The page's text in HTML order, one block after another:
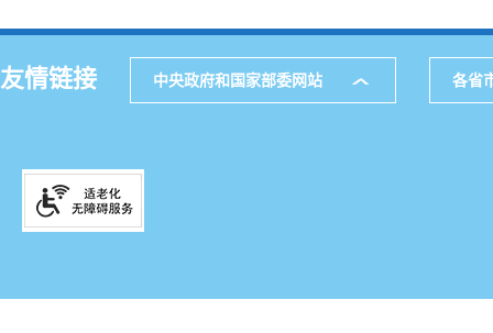
友情链接 中央政府和国家部委网站 各省